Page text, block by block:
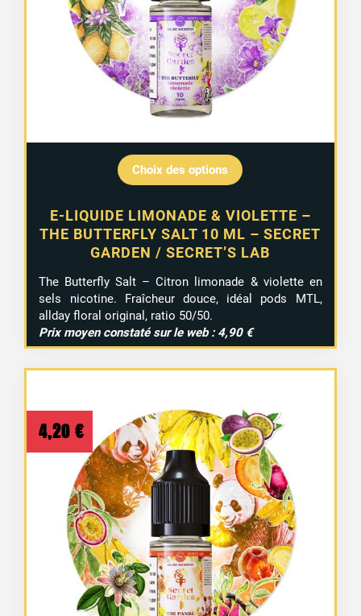
Choix des options
E-LIQUIDE LIMONADE & VIOLETTE –
THE BUTTERFLY SALT 10 ML – SECRET
GARDEN / SECRET’S LAB
The Butterfly Salt – Citron limonade & violette en
sels nicotine. Fraîcheur douce, idéal pods MTL,
allday floral original, ratio 50/50.
Prix moyen constaté sur le web : 4,90 €
4,20 €